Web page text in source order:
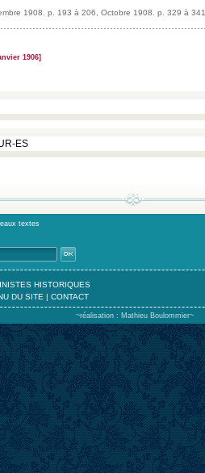
1908. p. 193 à 206, Octobre 1908. p. 329 à 341
1906]
textes
HISTORIQUES
DU SITE | CONTACT
~réalisation : Mathieu Boulommier~